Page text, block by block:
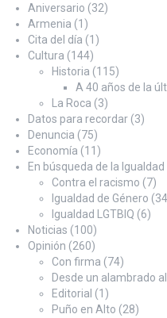
Aniversario (32)
Armenia (1)
Cita del día (1)
Cultura (144)
Historia (115)
A 40 años de la
La Roca (3)
Datos para recordar (3)
Denuncia (75)
Economía (11)
En búsqueda de la Igualdad
Contra el racismo (7)
Igualdad de Género
Igualdad LGTBIQ (6)
Noticias (100)
Opinión (260)
Con firma (74)
Desde un alambrado
Editorial (1)
Puño en Alto (28)